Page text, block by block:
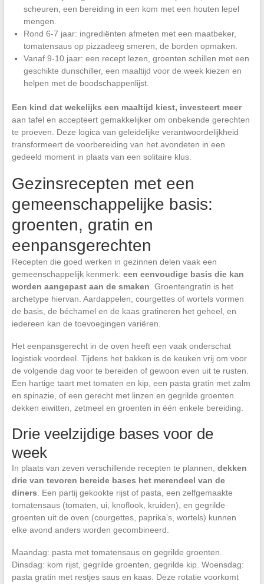
scheuren, een bereiding in een kom met een houten lepel
mengen.
Rond 6-7 jaar: ingrediënten afmeten met een maatbeker,
tomatensaus op pizzadeeg smeren, de borden opmaken.
Vanaf 9-10 jaar: een recept lezen, groenten schillen met een
geschikte dunschiller, een maaltijd voor de week kiezen en
helpen met de boodschappenlijst.
Een kind dat wekelijks een maaltijd kiest, investeert meer
aan tafel en accepteert gemakkelijker om onbekende gerechten
te proeven. Deze logica van geleidelijke verantwoordelijkheid
transformeert de voorbereiding van het avondeten in een
gedeeld moment in plaats van een solitaire klus.
Gezinsrecepten met een
gemeenschappelijke basis:
groenten, gratin en
eenpansgerechten
Recepten die goed werken in gezinnen delen vaak een
gemeenschappelijk kenmerk: een eenvoudige basis die kan
worden aangepast aan de smaken. Groentengratin is het
archetype hiervan. Aardappelen, courgettes of wortels vormen
de basis, de béchamel en de kaas gratineren het geheel, en
iedereen kan de toevoegingen variëren.
Het eenpansgerecht in de oven heeft een vaak onderschat
logistiek voordeel. Tijdens het bakken is de keuken vrij om voor
de volgende dag voor te bereiden of gewoon even uit te rusten.
Een hartige taart met tomaten en kip, een pasta gratin met zalm
en spinazie, of een gerecht met linzen en gegrilde groenten
dekken eiwitten, zetmeel en groenten in één enkele bereiding.
Drie veelzijdige bases voor de
week
In plaats van zeven verschillende recepten te plannen, dekken
drie van tevoren bereide bases het merendeel van de
diners. Een partij gekookte rijst of pasta, een zelfgemaakte
tomatensaus (tomaten, ui, knoflook, kruiden), en gegrilde
groenten uit de oven (courgettes, paprika’s, wortels) kunnen
elke avond anders worden gecombineerd.
Maandag: pasta met tomatensaus en gegrilde groenten.
Dinsdag: kom rijst, gegrilde groenten, gegrilde kip. Woensdag:
pasta gratin met restjes saus en kaas. Deze rotatie voorkomt